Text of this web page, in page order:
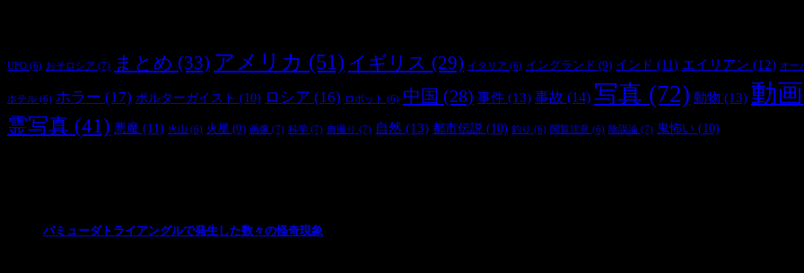
UFO (6) おそロシア (7) まとめ (33) アメリカ (51) イギリス (29) イタリア (6) イングランド (9) インド (11) エイリアン (12) オー
ホテル (6) ホラー (17) ポルターガイスト (10) ロシア (16) ロボット (6) 中国 (28) 事件 (13) 事故 (14) 写真 (72) 動物 (13) 動画
霊写真 (41) 悪魔 (11) 火山 (6) 火星 (9) 画像 (7) 科学 (7) 自撮り (7) 自然 (13) 都市伝説 (10) 釣り (6) 閲覧注意 (6) 陰謀論 (7) 鬼怖い (10)
バミューダトライアングルで発生した数々の怪奇現象